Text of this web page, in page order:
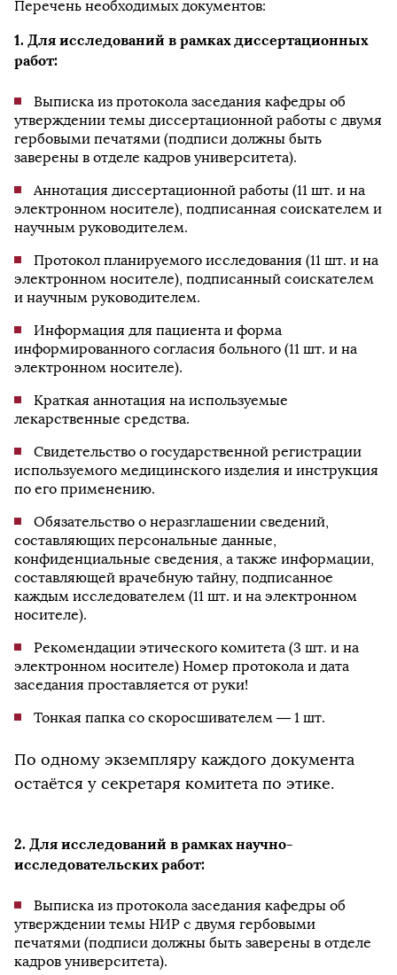
Перечень необходимых документов:
1. Для исследований в рамках диссертационных
работ:
Выписка из протокола заседания кафедры об
утверждении темы диссертационной работы с двумя
гербовыми печатями (подписи должны быть
заверены в отделе кадров университета).
Аннотация диссертационной работы (11 шт. и на
электронном носителе), подписанная соискателем и
научным руководителем.
Протокол планируемого исследования (11 шт. и на
электронном носителе), подписанный соискателем
и научным руководителем.
Информация для пациента и форма
информированного согласия больного (11 шт. и на
электронном носителе).
Краткая аннотация на используемые
лекарственные средства.
Свидетельство о государственной регистрации
используемого медицинского изделия и инструкция
по его применению.
Обязательство о неразглашении сведений,
составляющих персональные данные,
конфиденциальные сведения, а также информации,
составляющей врачебную тайну, подписанное
каждым исследователем (11 шт. и на электронном
носителе).
Рекомендации этического комитета (3 шт. и на
электронном носителе) Номер протокола и дата
заседания проставляется от руки!
Тонкая папка со скоросшивателем — 1 шт.
По одному экземпляру каждого документа
остаётся у секретаря комитета по этике.
2. Для исследований в рамках научно-
исследовательских работ:
Выписка из протокола заседания кафедры об
утверждении темы НИР с двумя гербовыми
печатями (подписи должны быть заверены в отделе
кадров университета).